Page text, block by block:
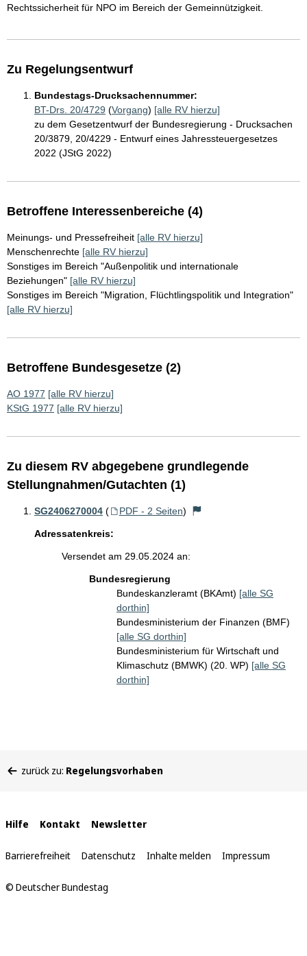
Rechtssicherheit für NPO im Bereich der Gemeinnützigkeit.
Zu Regelungsentwurf
Bundestags-Drucksachennummer:
BT-Drs. 20/4729 (Vorgang) [alle RV hierzu]
zu dem Gesetzentwurf der Bundesregierung - Drucksachen
20/3879, 20/4229 - Entwurf eines Jahressteuergesetzes
2022 (JStG 2022)
Betroffene Interessenbereiche (4)
Meinungs- und Pressefreiheit [alle RV hierzu]
Menschenrechte [alle RV hierzu]
Sonstiges im Bereich "Außenpolitik und internationale
Beziehungen" [alle RV hierzu]
Sonstiges im Bereich "Migration, Flüchtlingspolitik und Integration"
[alle RV hierzu]
Betroffene Bundesgesetze (2)
AO 1977 [alle RV hierzu]
KStG 1977 [alle RV hierzu]
Zu diesem RV abgegebene grundlegende
Stellungnahmen/Gutachten (1)
SG2406270004 ( PDF - 2 Seiten)
Adressatenkreis:
Versendet am 29.05.2024 an:
Bundesregierung
Bundeskanzleramt (BKAmt) [alle SG
dorthin]
Bundesministerium der Finanzen (BMF)
[alle SG dorthin]
Bundesministerium für Wirtschaft und
Klimaschutz (BMWK) (20. WP) [alle SG
dorthin]
befinden
zurück zu: Regelungsvorhaben
Interne
Links
Hilfe Kontakt Newsletter
Barrierefreiheit Datenschutz Inhalte melden Impressum
© Deutscher Bundestag